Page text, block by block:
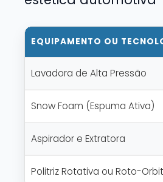
EQUIPAMENTO OU
Lavadora de Alta Pressão
Snow Foam (Espuma Ativa)
Aspirador e Extratora
Politriz Rotativa ou Roto-